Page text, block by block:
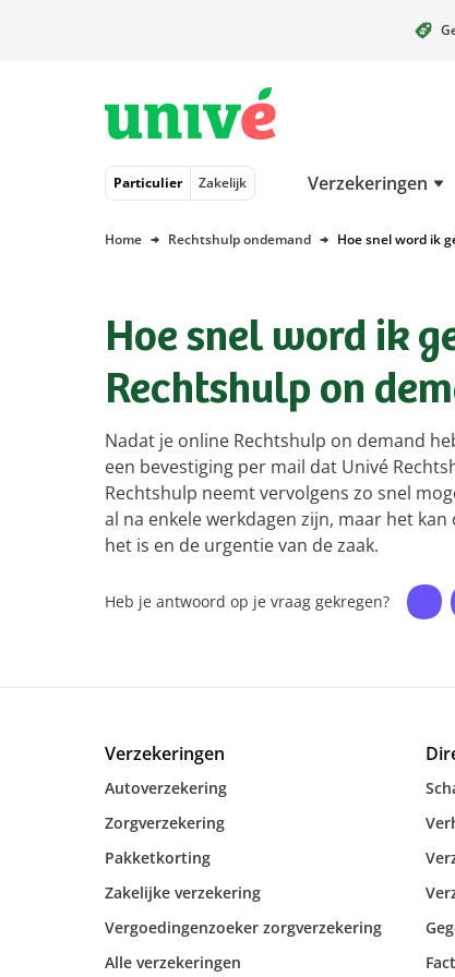
Particulier Zakelijk Verzekeringen
Home Rechtshulp ondemand Hoe snel word ik
Hoe snel word ik
Rechtshulp on
Nadat je online Rechtshulp on demand
een bevestiging per mail dat Univé
Rechtshulp neemt vervolgens zo snel
al na enkele werkdagen zijn, maar het
het is en de urgentie van de zaak.
Heb je antwoord op je vraag gekregen?
Verzekeringen
Autoverzekering
Zorgverzekering
Pakketkorting
Zakelijke verzekering
Vergoedingenzoeker zorgverzekering
Alle verzekeringen